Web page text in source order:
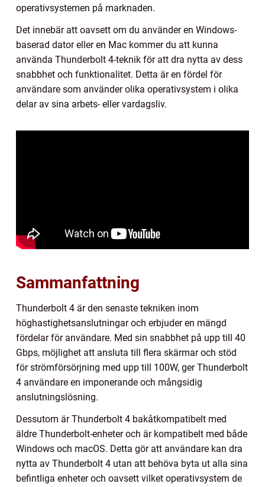
operativsystemen på marknaden.
Det innebär att oavsett om du använder en Windows-
baserad dator eller en Mac kommer du att kunna
använda Thunderbolt 4-teknik för att dra nytta av dess
snabbhet och funktionalitet. Detta är en fördel för
användare som använder olika operativsystem i olika
delar av sina arbets- eller vardagsliv.
Sammanfattning
Thunderbolt 4 är den senaste tekniken inom
höghastighetsanslutningar och erbjuder en mängd
fördelar för användare. Med sin snabbhet på upp till 40
Gbps, möjlighet att ansluta till flera skärmar och stöd
för strömförsörjning med upp till 100W, ger Thunderbolt
4 användare en imponerande och mångsidig
anslutningslösning.
Dessutom är Thunderbolt 4 bakåtkompatibelt med
äldre Thunderbolt-enheter och är kompatibelt med både
Windows och macOS. Detta gör att användare kan dra
nytta av Thunderbolt 4 utan att behöva byta ut alla sina
befintliga enheter och oavsett vilket operativsystem de